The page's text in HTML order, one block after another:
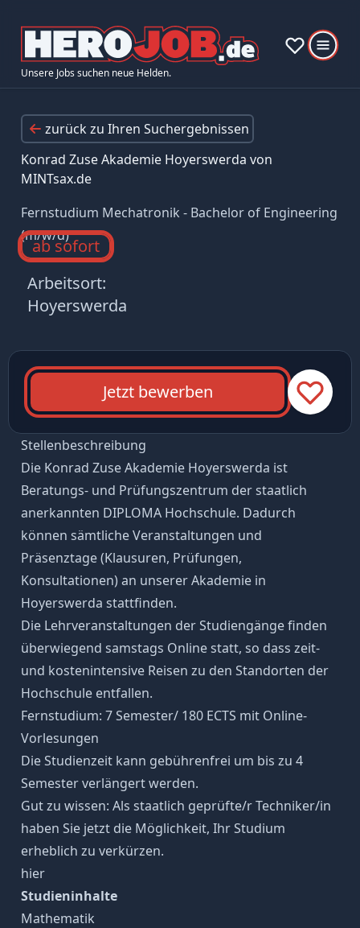
Unsere Jobs suchen neue Helden.
zurück zu Ihren Suchergebnissen
Konrad Zuse Akademie Hoyerswerda von
MINTsax.de
Fernstudium Mechatronik - Bachelor of Engineering
(m/w/d)
ab sofort
Arbeitsort:
Hoyerswerda
Jetzt bewerben
Stellenbeschreibung
Die Konrad Zuse Akademie Hoyerswerda ist
Beratungs- und Prüfungszentrum der staatlich
anerkannten DIPLOMA Hochschule. Dadurch
können sämtliche Veranstaltungen und
Präsenztage (Klausuren, Prüfungen,
Konsultationen) an unserer Akademie in
Hoyerswerda stattfinden.
Die Lehrveranstaltungen der Studiengänge finden
überwiegend samstags Online statt, so dass zeit-
und kostenintensive Reisen zu den Standorten der
Hochschule entfallen.
Fernstudium: 7 Semester/ 180 ECTS mit Online-
Vorlesungen
Die Studienzeit kann gebührenfrei um bis zu 4
Semester verlängert werden.
Gut zu wissen: Als staatlich geprüfte/r Techniker/in
haben Sie jetzt die Möglichkeit, Ihr Studium
erheblich zu verkürzen.
hier
Studieninhalte
Mathematik